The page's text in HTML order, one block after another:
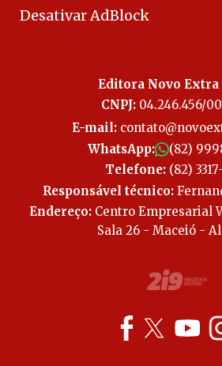
Desativar AdBlock
Editora Novo Extra
CNPJ:04.246.456/
E-mail:
WhatsApp:
(82)
Telefone:(82)
Responsável técnico:
Endereço:Centro Empresarial
Sala 26 - Maceió -